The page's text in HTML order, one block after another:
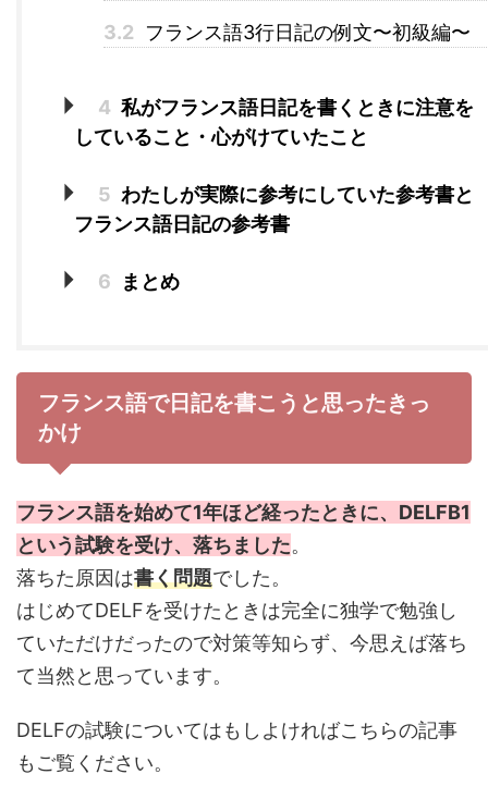
3.2 フランス語3行日記の例文〜初級編〜
4 私がフランス語日記を書くときに注意を
していること・心がけていたこと
5 わたしが実際に参考にしていた参考書と
フランス語日記の参考書
6 まとめ
フランス語で日記を書こうと思ったきっ
かけ
フランス語を始めて1年ほど経ったときに、DELFB1
という試験を受け、落ちました。
落ちた原因は書く問題でした。
はじめてDELFを受けたときは完全に独学で勉強し
ていただけだったので対策等知らず、今思えば落ち
て当然と思っています。
DELFの試験についてはもしよければこちらの記事
もご覧ください。